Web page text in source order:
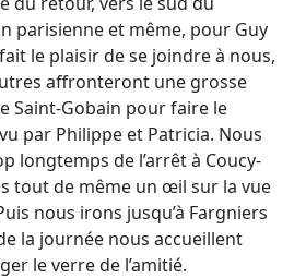
parisienne et même, pour Guy
le plaisir de se joindre à nous,
affronteront une grosse
Saint-Gobain pour faire le
par Philippe et Patricia. Nous
longtemps de l’arrêt à Coucy-
tout de même un œil sur la vue
nous irons jusqu’à Fargniers
la journée nous accueillent
le verre de l’amitié.